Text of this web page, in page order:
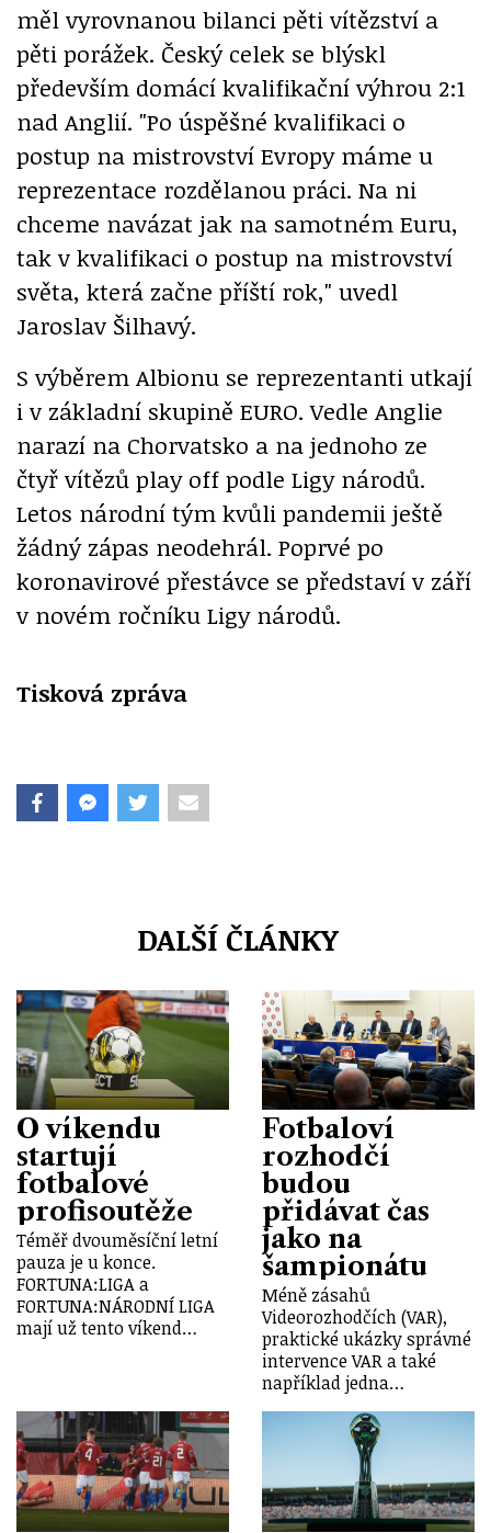
měl vyrovnanou bilanci pěti vítězství a
pěti porážek. Český celek se blýskl
především domácí kvalifikační výhrou 2:1
nad Anglií. "Po úspěšné kvalifikaci o
postup na mistrovství Evropy máme u
reprezentace rozdělanou práci. Na ni
chceme navázat jak na samotném Euru,
tak v kvalifikaci o postup na mistrovství
světa, která začne příští rok," uvedl
Jaroslav Šilhavý.
S výběrem Albionu se reprezentanti utkají
i v základní skupině EURO. Vedle Anglie
narazí na Chorvatsko a na jednoho ze
čtyř vítězů play off podle Ligy národů.
Letos národní tým kvůli pandemii ještě
žádný zápas neodehrál. Poprvé po
koronavirové přestávce se představí v září
v novém ročníku Ligy národů.
Tisková zpráva
DALŠÍ ČLÁNKY
O víkendu
startují
fotbalové
profisoutěže
Téměř dvouměsíční letní
pauza je u konce.
FORTUNA:LIGA a
FORTUNA:NÁRODNÍ LIGA
mají už tento víkend…
Fotbaloví
rozhodčí
budou
přidávat čas
jako na
šampionátu
Méně zásahů
Videorozhodčích (VAR),
praktické ukázky správné
intervence VAR a také
například jedna…